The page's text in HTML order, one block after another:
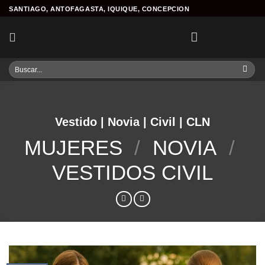
Skip
content
SANTIAGO, ANTOFAGASTA, IQUIQUE, CONCEPCION
Buscar
por:
Vestido | Novia | Civil | CLN
MUJERES / NOVIA /
VESTIDOS CIVIL